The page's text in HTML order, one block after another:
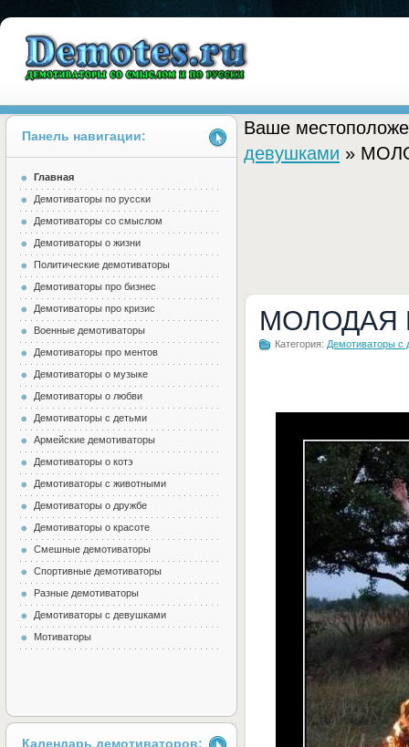
Demotes.ru
Ваше
девушками »
МОЛОДАЯ
Категория: Демотиваторы с
Панель навигации:
Главная
Демотиваторы по русски
Демотиваторы со смыслом
Демотиваторы о жизни
Политические демотиваторы
Демотиваторы про бизнес
Демотиваторы про кризис
Военные демотиваторы
Демотиваторы про ментов
Демотиваторы о музыке
Демотиваторы о любви
Демотиваторы с детьми
Армейские демотиваторы
Демотиваторы о котэ
Демотиваторы с животными
Демотиваторы о дружбе
Демотиваторы о красоте
Смешные демотиваторы
Спортивные демотиваторы
Разные демотиваторы
Демотиваторы с девушками
Мотиваторы
Календарь демотиваторов: